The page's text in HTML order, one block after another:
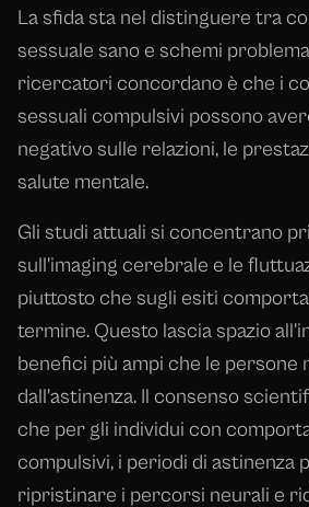
La sfida sta nel distinguere tra
sessuale sano e schemi
ricercatori concordano è che i
sessuali compulsivi possono
negativo sulle relazioni, le
salute mentale.
Gli studi attuali si concentrano
sull'imaging cerebrale e le
piuttosto che sugli esiti
termine. Questo lascia spazio
benefici più ampi che le persone
dall'astinenza. Il consenso
che per gli individui con
compulsivi, i periodi di astinenza
ripristinare i percorsi neurali e